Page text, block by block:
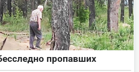
пропавших